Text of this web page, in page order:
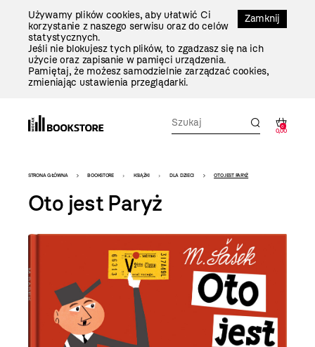
Zamknij
Używamy plików cookies, aby ułatwić Ci
korzystanie z naszego serwisu oraz do celów
statystycznych.
Jeśli nie blokujesz tych plików, to zgadzasz się na ich
użycie oraz zapisanie w pamięci urządzenia.
Pamiętaj, że możesz samodzielnie zarządzać cookies,
zmieniając ustawienia przeglądarki.
0
0,00
Bookstore
-
szablon
szczegóły
STRONA GŁÓWNA BOOKSTORE KSIĄŻKI DLA DZIECI OTO JEST PARYŻ
Oto jest Paryż